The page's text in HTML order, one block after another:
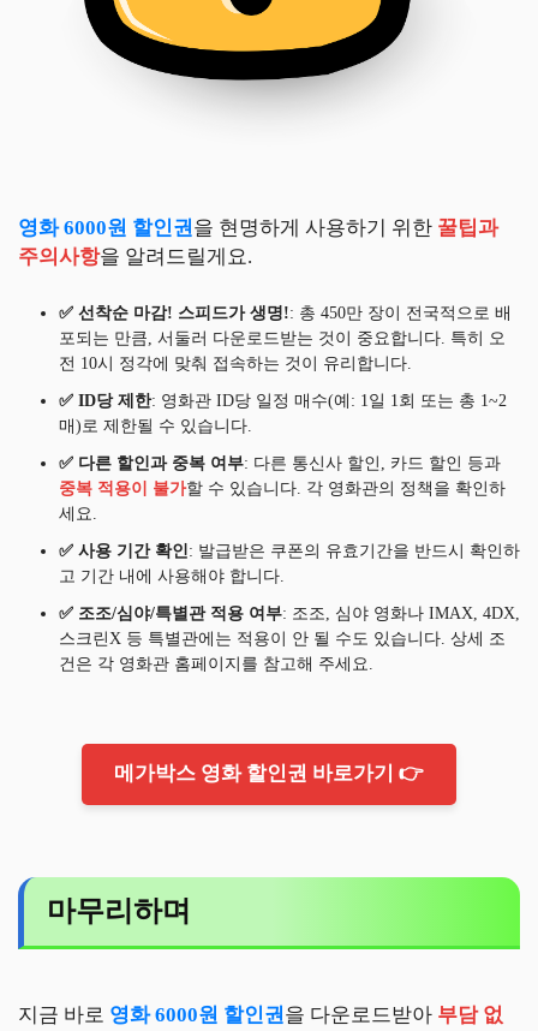
영화 6000원 할인권 을 현명하게 사용하기 위한 꿀팁과
주의사항을 알려드릴게요.
✅ 선착순 마감! 스피드가 생명!: 총 450만 장이 전국적으로 배
포되는 만큼, 서둘러 다운로드받는 것이 중요합니다. 특히 오
전 10시 정각에 맞춰 접속하는 것이 유리합니다.
✅ ID당 제한: 영화관 ID당 일정 매수(예: 1일 1회 또는 총 1~2
매)로 제한될 수 있습니다.
✅ 다른 할인과 중복 여부: 다른 통신사 할인, 카드 할인 등과
중복 적용이 불가할 수 있습니다. 각 영화관의 정책을 확인하
세요.
✅ 사용 기간 확인 : 발급받은 쿠폰의 유효기간을 반드시 확인하
고 기간 내에 사용해야 합니다.
✅ 조조/심야/특별관 적용 여부: 조조, 심야 영화나 IMAX, 4DX,
스크린X 등 특별관에는 적용이 안 될 수도 있습니다. 상세 조
건은 각 영화관 홈페이지를 참고해 주세요.
메가박스 영화 할인권 바로가기 👉
마무리하며
지금 바로 영화 6000원 할인권을 다운로드받아 부담 없